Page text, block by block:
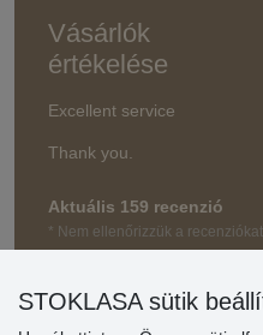
Vásárlók
értékelése
Excellent service
Thank you.
Aktuális 159 recenzió
* Nem ellenőrizzük a recenziókat
STOKLASA sütik